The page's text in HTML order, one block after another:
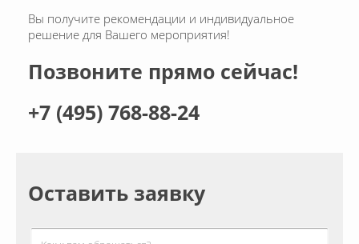
Вы получите рекомендации и индивидуальное
решение для Вашего мероприятия!
Позвоните прямо сейчас!
+7 (495) 768-88-24
Оставить заявку